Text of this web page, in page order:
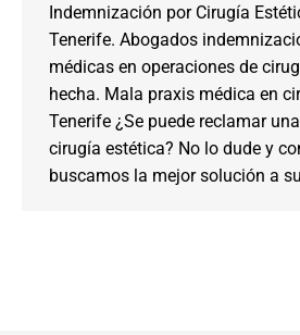
Indemnización por Cirugía
Tenerife. Abogados
médicas en operaciones de
hecha. Mala praxis médica en
Tenerife ¿Se puede reclamar
cirugía estética? No lo dude y
buscamos la mejor solución a